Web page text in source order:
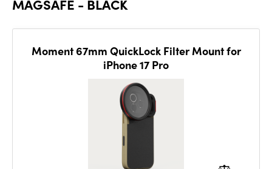
MAGSAFE - BLACK
Moment 67mm QuickLock Filter Mount for
iPhone 17 Pro